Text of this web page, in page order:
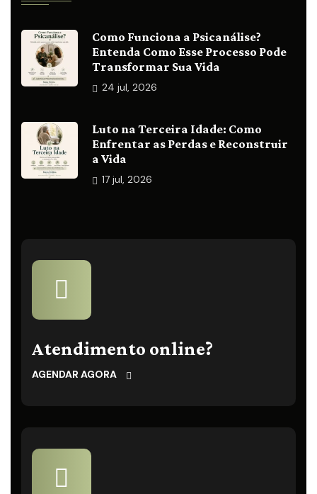
Como Funciona a Psicanálise?
Entenda Como Esse Processo Pode
Transformar Sua Vida
24 jul, 2026
Luto na Terceira Idade: Como
Enfrentar as Perdas e Reconstruir
a Vida
17 jul, 2026
Atendimento online?
AGENDAR AGORA